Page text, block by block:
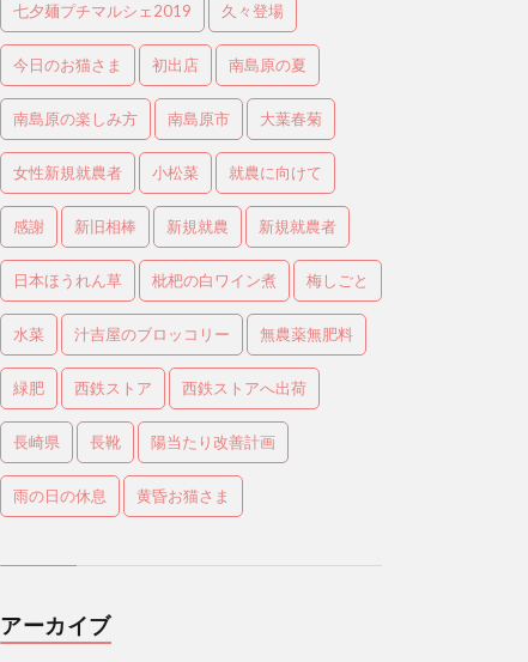
七夕麺プチマルシェ2019 久々登場
今日のお猫さま 初出店 南島原の夏
南島原の楽しみ方 南島原市 大葉春菊
女性新規就農者 小松菜 就農に向けて
感謝 新旧相棒 新規就農 新規就農者
日本ほうれん草 枇杷の白ワイン煮 梅しごと
水菜 汁吉屋のブロッコリー 無農薬無肥料
緑肥 西鉄ストア 西鉄ストアへ出荷
長崎県 長靴 陽当たり改善計画
雨の日の休息 黄昏お猫さま
アーカイブ